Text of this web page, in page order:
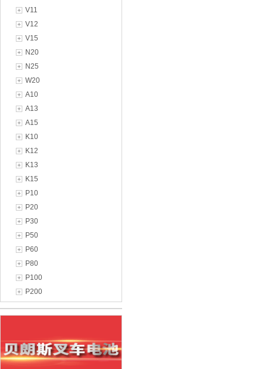
V11
V12
V15
N20
N25
W20
A10
A13
A15
K10
K12
K13
K15
P10
P20
P30
P50
P60
P80
P100
P200